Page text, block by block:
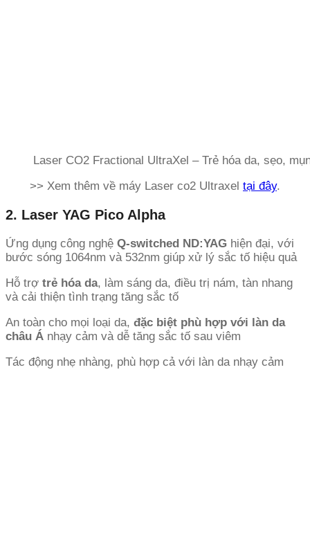
Laser CO2 Fractional UltraXel – Trẻ hóa da, sẹo,
>> Xem thêm về máy Laser co2 Ultraxel tại đây.
2. Laser YAG Pico Alpha
Ứng dụng công nghệ Q-switched ND:YAG hiện đại, với
bước sóng 1064nm và 532nm giúp xử lý sắc tố hiệu quả
Hỗ trợ trẻ hóa da, làm sáng da, điều trị nám, tàn nhang
và cải thiện tình trạng tăng sắc tố
An toàn cho mọi loại da, đặc biệt phù hợp với làn da
châu Á nhạy cảm và dễ tăng sắc tố sau viêm
Tác động nhẹ nhàng, phù hợp cả với làn da nhạy cảm